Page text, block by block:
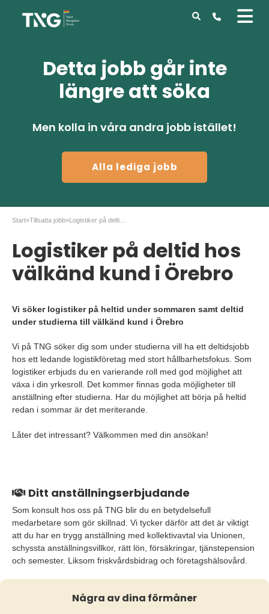
Detta jobb går inte
längre att söka
Men kolla in våra andra jobb istället!
Alla lediga jobb
Start»Tillsatta jobb»
Logistiker på deltid hos
välkänd kund i Örebro
Vi söker logistiker på heltid under sommaren samt deltid
under studierna till välkänd kund i Örebro
Vi på TNG söker dig som under studierna vill ha ett deltidsjobb
hos ett ledande logistikföretag med stort hållbarhetsfokus. Som
logistiker erbjuds du en varierande roll med god möjlighet att
växa i din yrkesroll. Det kommer finnas goda möjligheter till
anställning efter studierna. Har du möjlighet att börja på heltid
redan i sommar är det meriterande.
Låter det intressant? Välkommen med din ansökan!
Ditt anställningserbjudande
Som konsult hos oss på TNG blir du en betydelsefull
medarbetare som gör skillnad. Vi tycker därför att det är viktigt
att du har en trygg anställning med kollektivavtal via Unionen,
schyssta anställningsvillkor, rätt lön, försäkringar, tjänstepension
och semester. Liksom friskvårdsbidrag och företagshälsovård.
Några av dina förmåner